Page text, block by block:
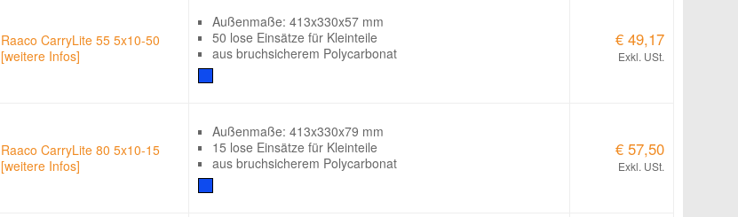
Raaco CarryLite 55 5x10-50
[weitere Infos]
Außenmaße: 413x330x57 mm
50 lose Einsätze für Kleinteile
aus bruchsicherem Polycarbonat
€ 49,17
Exkl. USt.
Raaco CarryLite 80 5x10-15
[weitere Infos]
Außenmaße: 413x330x79 mm
15 lose Einsätze für Kleinteile
aus bruchsicherem Polycarbonat
€ 57,50
Exkl. USt.